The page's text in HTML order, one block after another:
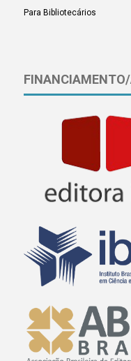
Para Bibliotecários